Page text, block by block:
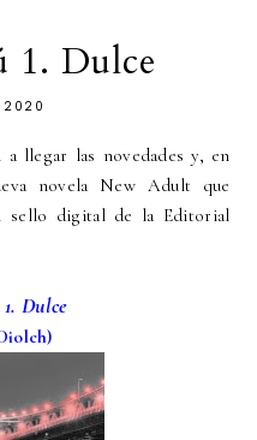
1. Dulce
2020
llegar las novedades y, en
novela New Adult que
sello digital de la Editorial
Dulce